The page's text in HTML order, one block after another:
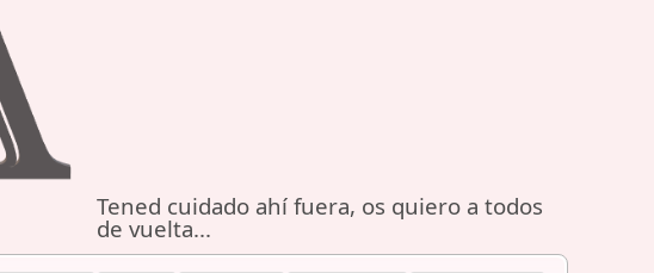
Tened cuidado ahí fuera, os quiero a todos
de vuelta...